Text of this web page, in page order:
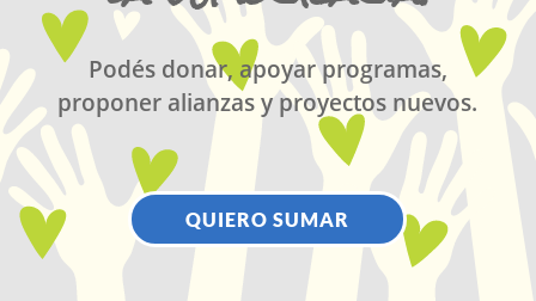
Podés donar, apoyar programas,
proponer alianzas y proyectos nuevos.
QUIERO SUMAR